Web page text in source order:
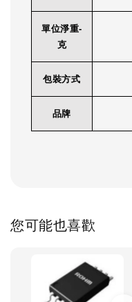
單位淨重-
克
包裝方式
品牌
您可能也喜歡